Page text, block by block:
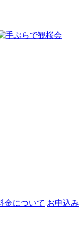
金について お申込み